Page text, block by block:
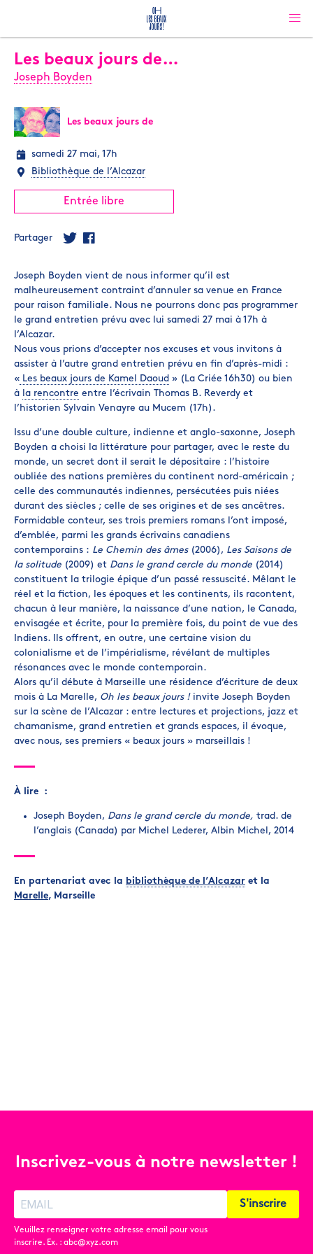
Les beaux jours de…
Joseph Boyden
Les beaux jours de
samedi 27 mai, 17h
Bibliothèque de l’Alcazar
Entrée libre
Partager
Joseph Boyden vient de nous informer qu’il est
malheureusement contraint d’annuler sa venue en France
pour raison familiale. Nous ne pourrons donc pas programmer
le grand entretien prévu avec lui samedi 27 mai à 17h à
l’Alcazar.
Nous vous prions d’accepter nos excuses et vous invitons à
assister à l’autre grand entretien prévu en fin d’après-midi :
« Les beaux jours de Kamel Daoud » (La Criée 16h30) ou bien
à la rencontre entre l’écrivain Thomas B. Reverdy et
l’historien Sylvain Venayre au Mucem (17h).
Issu d’une double culture, indienne et anglo-saxonne, Joseph
Boyden a choisi la littérature pour partager, avec le reste du
monde, un secret dont il serait le dépositaire : l’histoire
oubliée des nations premières du continent nord-américain ;
celle des communautés indiennes, persécutées puis niées
durant des siècles ; celle de ses origines et de ses ancêtres.
Formidable conteur, ses trois premiers romans l’ont imposé,
d’emblée, parmi les grands écrivains canadiens
contemporains : Le Chemin des âmes(2006), Les Saisons de
la solitude (2009) et Dans le grand cercle du monde (2014)
constituent la trilogie épique d’un passé ressuscité. Mêlant le
réel et la fiction, les époques et les continents, ils racontent,
chacun à leur manière, la naissance d’une nation, le Canada,
envisagée et écrite, pour la première fois, du point de vue des
Indiens. Ils offrent, en outre, une certaine vision du
colonialisme et de l’impérialisme, révélant de multiples
résonances avec le monde contemporain.
Alors qu’il débute à Marseille une résidence d’écriture de deux
mois à La Marelle, Oh les beaux jours !invite Joseph Boyden
sur la scène de l’Alcazar : entre lectures et projections, jazz et
chamanisme, grand entretien et grands espaces, il évoque,
avec nous, ses premiers « beaux jours » marseillais !
À lire :
Joseph Boyden, Dans le grand cercle du monde, trad. de
l’anglais (Canada) par Michel Lederer, Albin Michel, 2014
En partenariat avec la bibliothèque de l’Alcazar et la
Marelle, Marseille
Inscrivez-vous à notre newsletter !
Veuillez renseigner votre adresse email pour vous
inscrire. Ex. : abc@xyz.com
S'inscrire